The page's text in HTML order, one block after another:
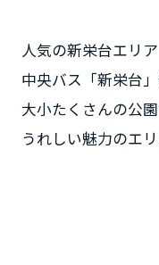
人気の新栄台エリア
中央バス「新栄台
大小たくさんの公
うれしい魅力のエリ